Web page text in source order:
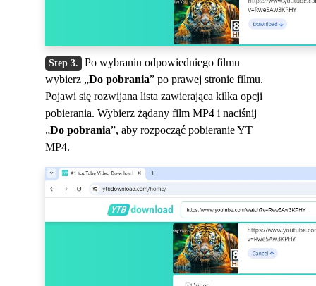
Po wybraniu odpowiedniego filmu
wybierz „Do pobrania” po prawej stronie filmu.
Pojawi się rozwijana lista zawierająca kilka opcji
pobierania. Wybierz żądany film MP4 i naciśnij
„Do pobrania”, aby rozpocząć pobieranie YT
MP4.